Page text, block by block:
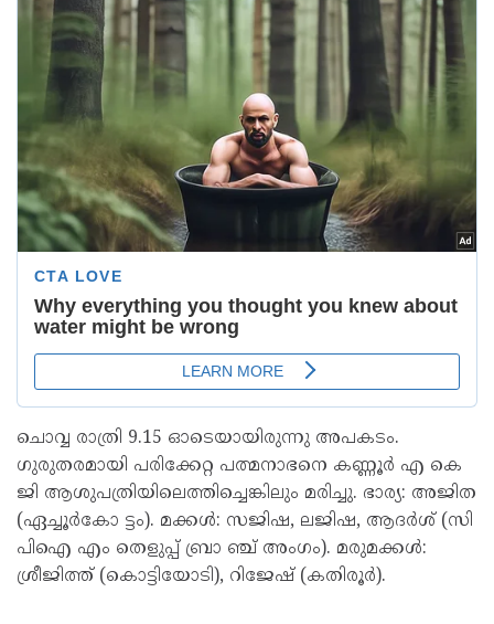
ചൊവ്വ രാത്രി 9.15 ഓടെയായിരുന്നു അപകടം.
ഗുരുതരമായി പരിക്കേറ്റ പത്മനാഭനെ കണ്ണൂർ എ കെ
ജി ആശുപത്രിയിലെത്തിച്ചെങ്കിലും മരിച്ചു. ഭാര്യ: അജിത
(ഏച്ചൂർകോ ട്ടം). മക്കൾ: സജിഷ, ലജിഷ, ആദർശ് (സി
പിഐ എം തെളുപ്പ് ബ്രാ ഞ്ച് അംഗം). മരുമക്കൾ:
ശ്രീജിത്ത് (കൊട്ടിയോടി), റിജേഷ് (കതിരൂർ).